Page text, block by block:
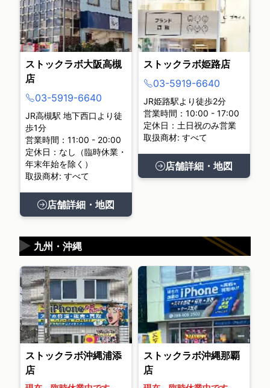
ストックラボ大阪高槻
店
03-5919-6640
JR高槻駅 地下西口より徒
歩1分
営業時間：11:00 - 20:00
定休日：なし（臨時休業・
年末年始を除く）
取扱商材: すべて
店舗詳細・地図
ストックラボ姫路店
03-5919-6640
JR姫路駅より徒歩2分
営業時間：10:00 - 17:00
定休日：土日祝のみ営業
取扱商材: すべて
店舗詳細・地図
九州・沖縄
▶
ストックラボ沖縄浦添
店
ストックラボ沖縄那覇
店